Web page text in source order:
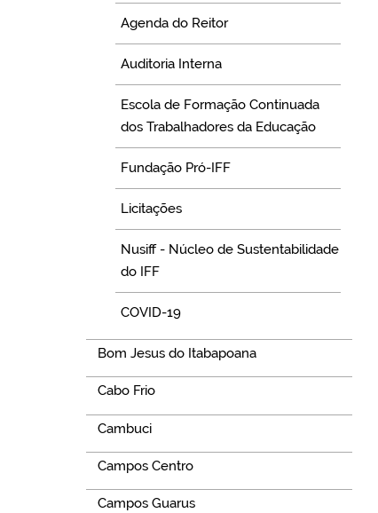
Agenda do Reitor
Auditoria Interna
Escola de Formação Continuada
dos Trabalhadores da Educação
Fundação Pró-IFF
Licitações
Nusiff - Núcleo de Sustentabilidade
do IFF
COVID-19
Bom Jesus do Itabapoana
Cabo Frio
Cambuci
Campos Centro
Campos Guarus